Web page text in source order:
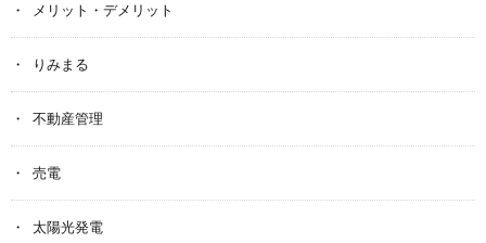
メリット・デメリット
りみまる
不動産管理
売電
太陽光発電